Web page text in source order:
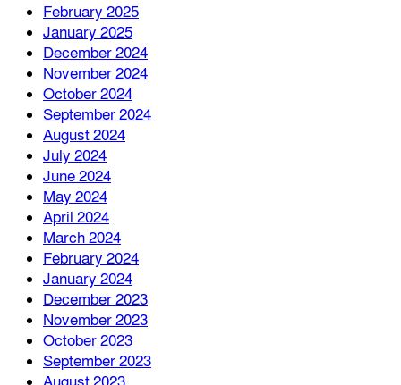
February 2025
January 2025
December 2024
November 2024
October 2024
September 2024
August 2024
July 2024
June 2024
May 2024
April 2024
March 2024
February 2024
January 2024
December 2023
November 2023
October 2023
September 2023